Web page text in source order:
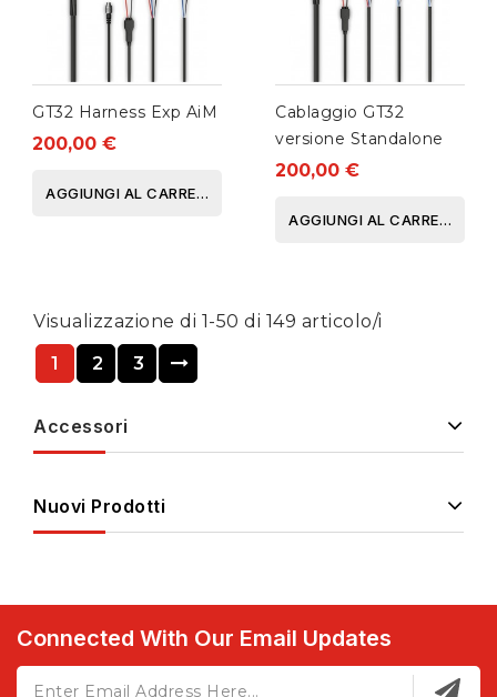
GT32 Harness Exp AiM
200,00 €
AGGIUNGI AL CARRELLO
Cablaggio GT32
versione Standalone
200,00 €
AGGIUNGI AL CARRELLO
Visualizzazione di 1-50 di 149 articolo/i
1
2 3
Accessori
Nuovi Prodotti
Connected With Our Email Updates